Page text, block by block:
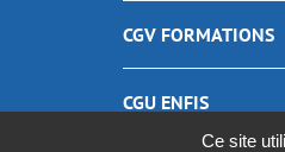
CGV FORMATIONS
CGU ENFIS
Ce site